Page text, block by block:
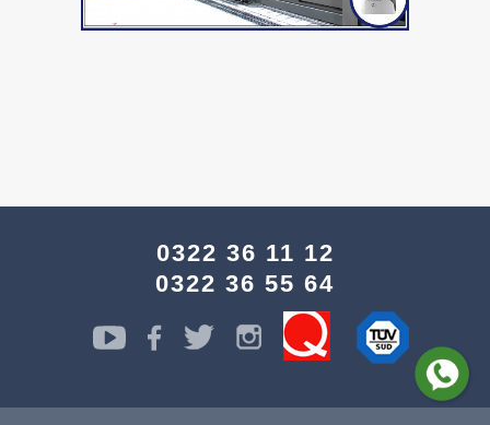
0322 36 11 12
0322 36 55 64